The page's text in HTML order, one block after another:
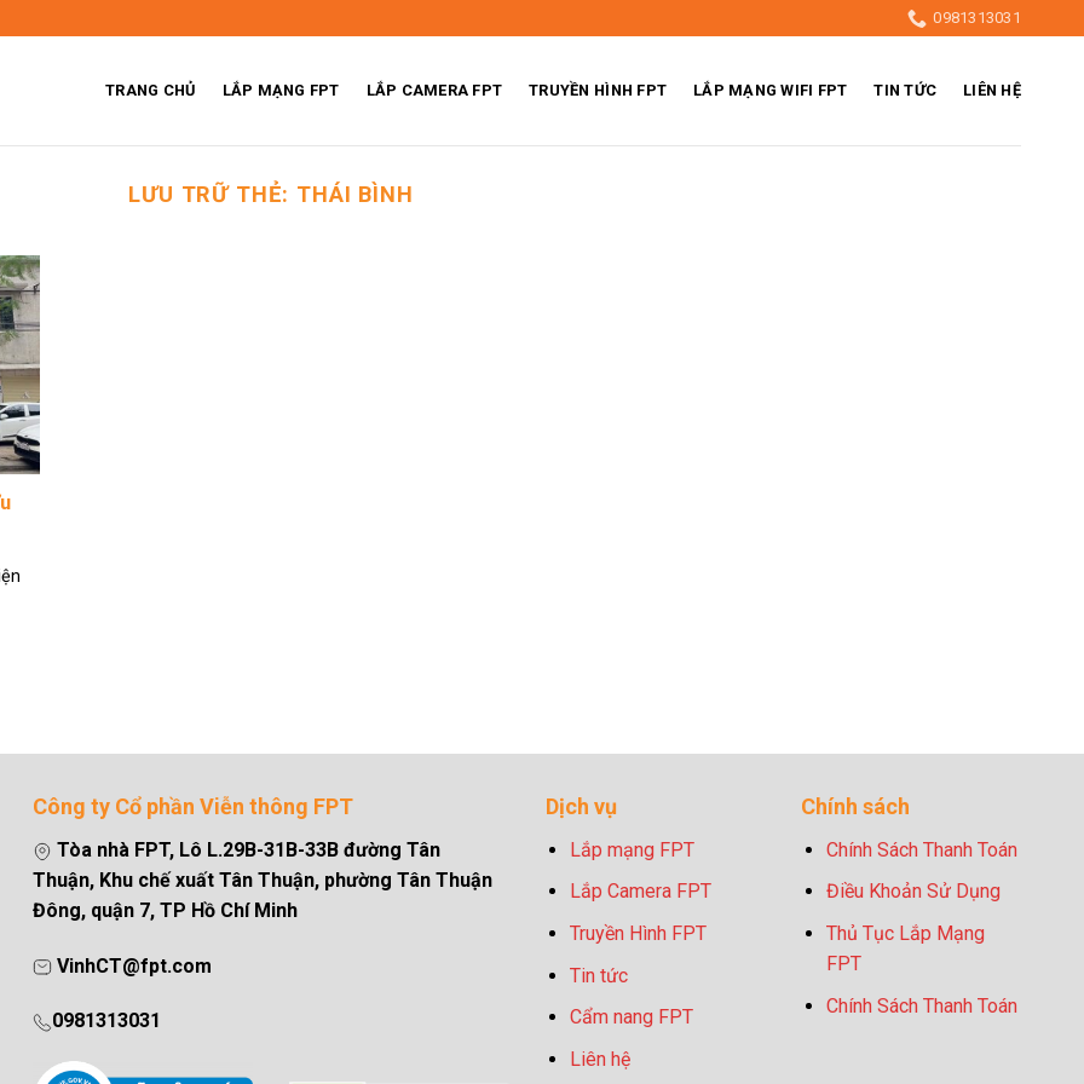
0981313031
TRANG CHỦ LẮP MẠNG FPT LẮP CAMERA FPT TRUYỀN HÌNH FPT LẮP MẠNG WIFI FPT TIN TỨC LIÊN HỆ
LƯU TRỮ THẺ: THÁI BÌNH
Công ty Cổ phần Viễn thông FPT
Tòa nhà FPT, Lô L.29B-31B-33B đường Tân
Thuận, Khu chế xuất Tân Thuận, phường Tân Thuận
Đông, quận 7, TP Hồ Chí Minh
VinhCT@fpt.com
0981313031
Dịch vụ
Lắp mạng FPT
Lắp Camera FPT
Truyền Hình FPT
Tin tức
Cẩm nang FPT
Liên hệ
Chính sách
Chính Sách Thanh Toán
Điều Khoản Sử Dụng
Thủ Tục Lắp Mạng
FPT
Chính Sách Thanh Toán